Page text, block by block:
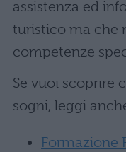
assistenza ed
turistico ma che
competenze
Se vuoi scoprire
sogni, leggi
Formazione